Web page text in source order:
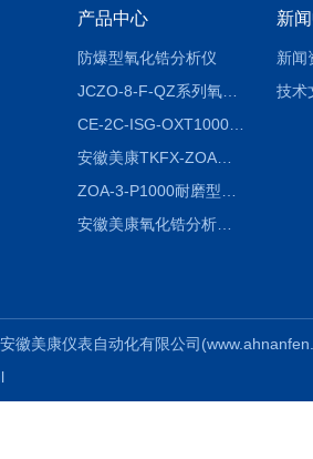
产品中心
防爆型氧化锆分析仪
JCZO-8-F-QZ系列氧化锆分析仪
CE-2C-ISG-OXT1000氧化锆分析仪生产厂家
安徽美康TKFX-ZOA氧化锆分析仪品牌
安徽美康氧化锆分析仪制造商
新
新闻
技术
徽美康仪表自动化有限公司